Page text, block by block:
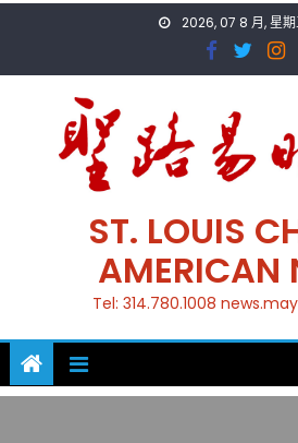
2026, 07 8 月, 星
ST. LOUIS
AMERICAN
Tel: 314.780.1008